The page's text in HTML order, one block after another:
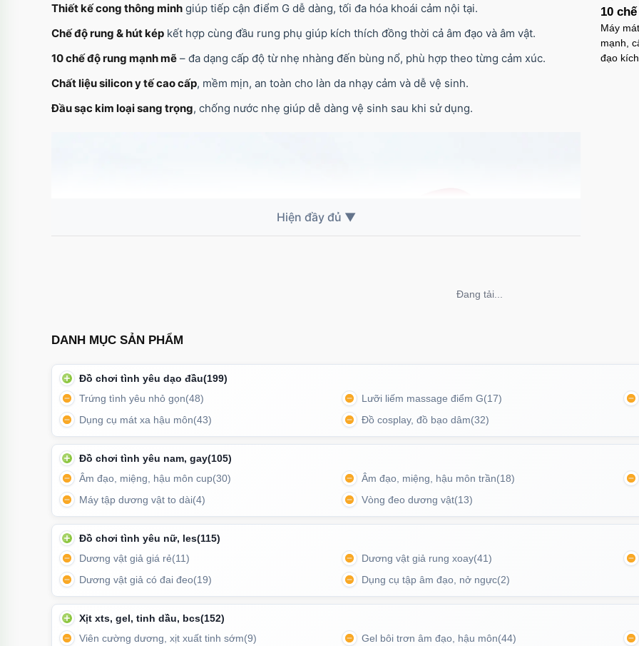
10
Máy
mạnh,
đạo
Thiết kế cong thông minh giúp tiếp cận điểm G dễ dàng, tối đa hóa khoái cảm nội tại.
Chế độ rung & hút kép kết hợp cùng đầu rung phụ giúp kích thích đồng thời cả âm đạo và âm vật.
10 chế độ rung mạnh mẽ – đa dạng cấp độ từ nhẹ nhàng đến bùng nổ, phù hợp theo từng cảm xúc.
Chất liệu silicon y tế cao cấp, mềm mịn, an toàn cho làn da nhạy cảm và dễ vệ sinh.
Đầu sạc kim loại sang trọng, chống nước nhẹ giúp dễ dàng vệ sinh sau khi sử dụng.
Sản phẩm nhỏ gọn, sang trọng, dễ sử dụng và vệ sinh, là lựa chọn hoàn hảo để giải tỏa và khám phá khoái
Không thể tải nội dung
DANH MỤC SẢN PHẨM
Đồ chơi tình yêu dạo đầu(199)
Trứng tình yêu nhỏ gọn(48) Lưỡi liếm massage điểm G(17)
Dụng cụ mát xa hậu môn(43) Đồ cosplay, đồ bạo dâm(32)
Đồ chơi tình yêu nam, gay(105)
Âm đạo, miệng, hậu môn cup(30) Âm đạo, miệng, hậu môn trần(18)
Máy tập dương vật to dài(4) Vòng đeo dương vật(13)
Đồ chơi tình yêu nữ, les(115)
Dương vật giả giá rẻ(11) Dương vật giả rung xoay(41)
Dương vật giả có đai đeo(19) Dụng cụ tập âm đạo, nở ngực(2)
Xịt xts, gel, tinh dầu, bcs(152)
Viên cường dương, xịt xuất tinh sớm(9) Gel bôi trơn âm đạo, hậu môn(44)